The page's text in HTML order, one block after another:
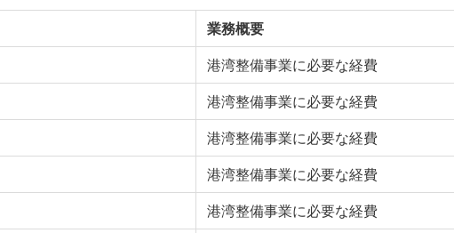
業務概要
港湾整備事業に必要な経費
港湾整備事業に必要な経費
港湾整備事業に必要な経費
港湾整備事業に必要な経費
港湾整備事業に必要な経費